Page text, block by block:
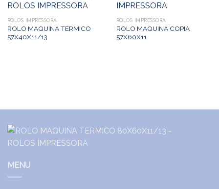
ROLOS IMPRESSORA
ROLO MAQUINA TERMICO
57X40X11/13
ROLOS IMPRESSORA
ROLO MAQUINA COPIA
57X60X11
MENU